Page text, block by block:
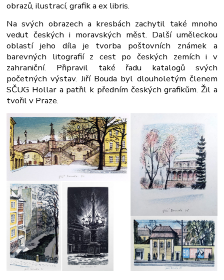
obrazů, ilustrací, grafik a ex libris.
Na svých obrazech a kresbách zachytil také mnoho
vedut českých i moravských měst. Další uměleckou
oblastí jeho díla je tvorba poštovních známek a
barevných litografií z cest po českých zemích i v
zahraniční. Připravil také řadu katalogů svých
početných výstav. Jiří Bouda byl dlouholetým členem
SČUG Hollar a patřil k předním českých grafikům. Žil a
tvořil v Praze.